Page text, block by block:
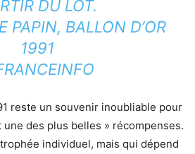
DU LOT.
PAPIN, BALLON D’OR
1991
reste un souvenir inoubliable pour
une des plus belles » récompenses.
individuel, mais qui dépend